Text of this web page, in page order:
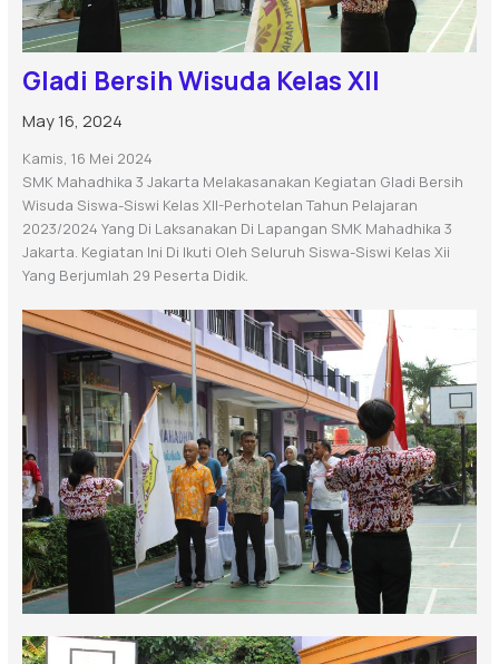
Gladi Bersih Wisuda Kelas XII
May 16, 2024
Kamis, 16 Mei 2024
SMK Mahadhika 3 Jakarta Melakasanakan Kegiatan Gladi Bersih
Wisuda Siswa-Siswi Kelas XII-Perhotelan Tahun Pelajaran
2023/2024 Yang Di Laksanakan Di Lapangan SMK Mahadhika 3
Jakarta. Kegiatan Ini Di Ikuti Oleh Seluruh Siswa-Siswi Kelas Xii
Yang Berjumlah 29 Peserta Didik.